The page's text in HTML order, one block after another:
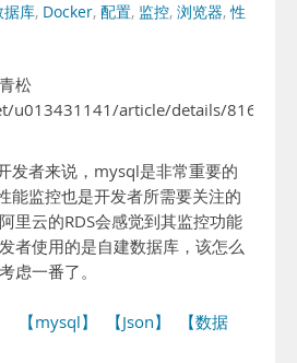
据库, Docker, 配置, 监控, 浏览器,性
松
u013431141/article/details/
发者来说，mysql是非常重要的
能监控也是开发者所需要关注的
里云的RDS会感觉到其监控功能
者使用的是自建数据库，该怎么
虑一番了。
【mysql】 【Json】
【数据